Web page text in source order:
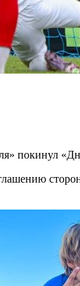
покинул